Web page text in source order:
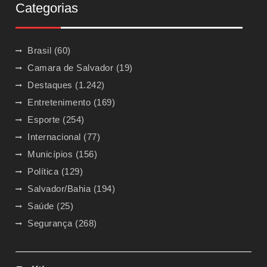
Categorias
Brasil (60)
Camara de Salvador (19)
Destaques (1.242)
Entretenimento (169)
Esporte (254)
Internacional (77)
Municípios (156)
Política (129)
Salvador/Bahia (194)
Saúde (25)
Segurança (268)